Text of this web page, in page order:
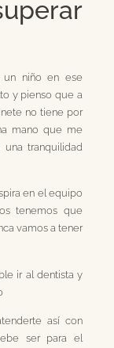
un niño en ese
y pienso que a
no tiene por
mano que me
tranquilidad
en el equipo
tenemos que
vamos a tener
ir al dentista y
así con
ser para el